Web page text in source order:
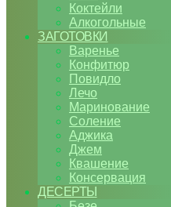
Коктейли
Алкогольные
ЗАГОТОВКИ
Варенье
Конфитюр
Повидло
Лечо
Маринование
Соление
Аджика
Джем
Квашение
Консервация
ДЕСЕРТЫ